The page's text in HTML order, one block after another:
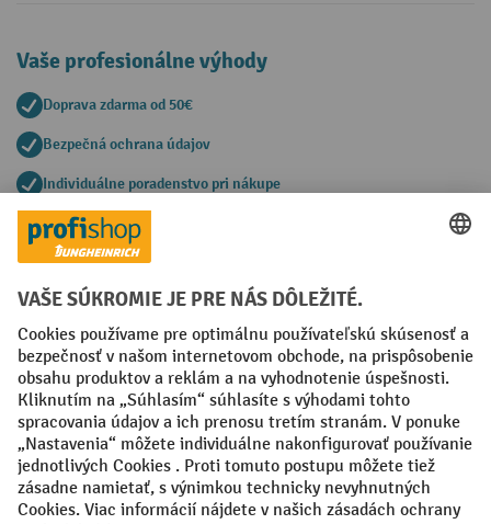
Vaše profesionálne výhody
Doprava zdarma od 50€
Bezpečná ochrana údajov
Individuálne poradenstvo pri nákupe
Spôsoby platby
Faktúra Predplatba
Sociálne siete
Facebook
YouTube
LinkedIn